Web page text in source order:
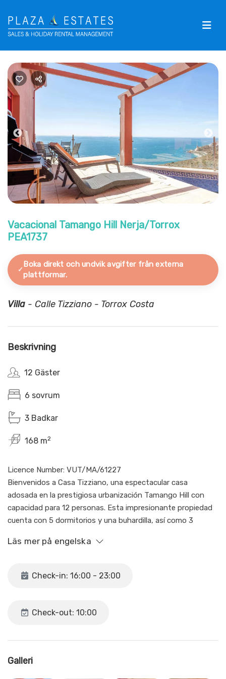
Previous
Vacacional Tamango Hill Nerja/Torrox
PEA1737
Boka direkt och undvik avgifter från externa
plattformar.
Villa - Calle Tizziano - Torrox Costa
Beskrivning
12 Gäster
6 sovrum
3 Badkar
168 m2
Licence Number: VUT/MA/61227
Bienvenidos a Casa Tizziano, una espectacular casa
adosada en la prestigiosa urbanización Tamango Hill con
capacidad para 12 personas. Esta impresionante propiedad
cuenta con 5 dormitorios y una buhardilla, así como 3
disfrutarás de una pequeña piscina privada, wifi gratuito y
la planta principal con un dormitorio que incluye un baño en
dormitorios adicionales y los baños restantes, incluyendo
Läs mer på engelska
Check-in: 16:00 - 23:00
Check-out: 10:00
Galleri